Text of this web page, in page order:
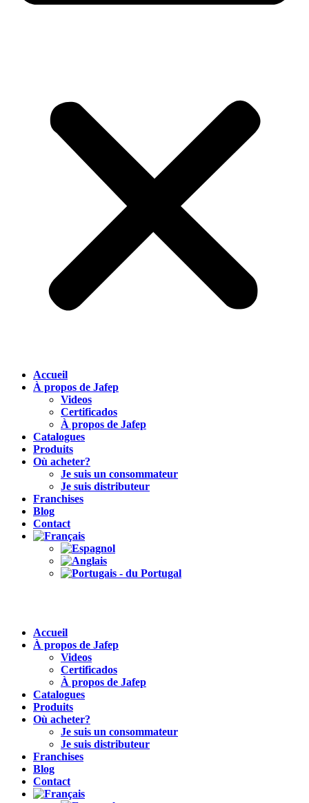
Accueil
À propos de Jafep
Videos
Certificados
À propos de Jafep
Catalogues
Produits
Où acheter?
Je suis un consommateur
Je suis distributeur
Franchises
Blog
Contact
Accueil
À propos de Jafep
Videos
Certificados
À propos de Jafep
Catalogues
Produits
Où acheter?
Je suis un consommateur
Je suis distributeur
Franchises
Blog
Contact